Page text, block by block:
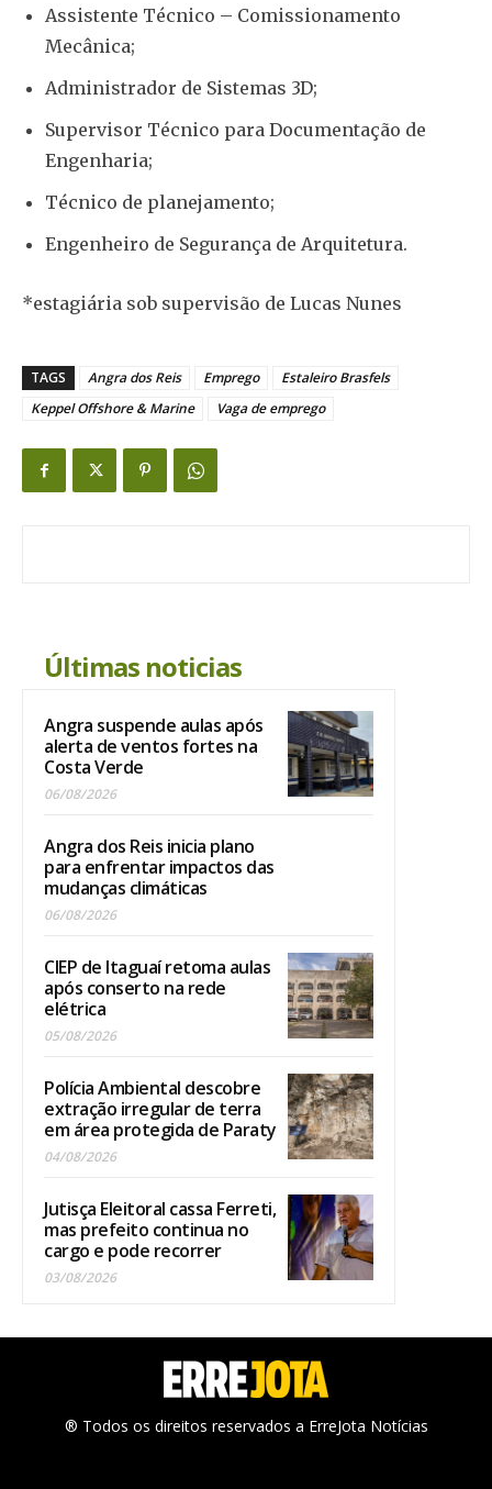
Assistente Técnico – Comissionamento
Mecânica;
Administrador de Sistemas 3D;
Supervisor Técnico para Documentação de
Engenharia;
Técnico de planejamento;
Engenheiro de Segurança de Arquitetura.
*estagiária sob supervisão de Lucas Nunes
TAGS Angra dos Reis Emprego
Estaleiro Brasfels
Keppel Offshore & Marine
Vaga de emprego
Últimas noticias
Angra suspende aulas após
alerta de ventos fortes na
Costa Verde
06/08/2026
Angra dos Reis inicia plano
para enfrentar impactos das
mudanças climáticas
06/08/2026
CIEP de Itaguaí retoma aulas
após conserto na rede
elétrica
05/08/2026
Polícia Ambiental descobre
extração irregular de terra
em área protegida de Paraty
04/08/2026
Jutisça Eleitoral cassa Ferreti,
mas prefeito continua no
cargo e pode recorrer
03/08/2026
® Todos os direitos reservados a ErreJota Notícias